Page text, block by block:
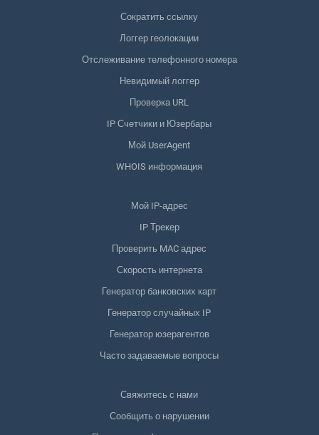
Сократить ссылку
Логгер геолокации
Отслеживание телефонного номера
Невидимый логгер
Проверка URL
IP Счетчики и Юзербары
Мой UserAgent
WHOIS информация
Мой IP-адрес
IP Трекер
Проверить MAC адрес
Скорость интернета
Генератор банковских карт
Генератор случайных IP
Генератор юзерагентов
Часто задаваемые вопросы
Свяжитесь с нами
Сообщить о нарушении